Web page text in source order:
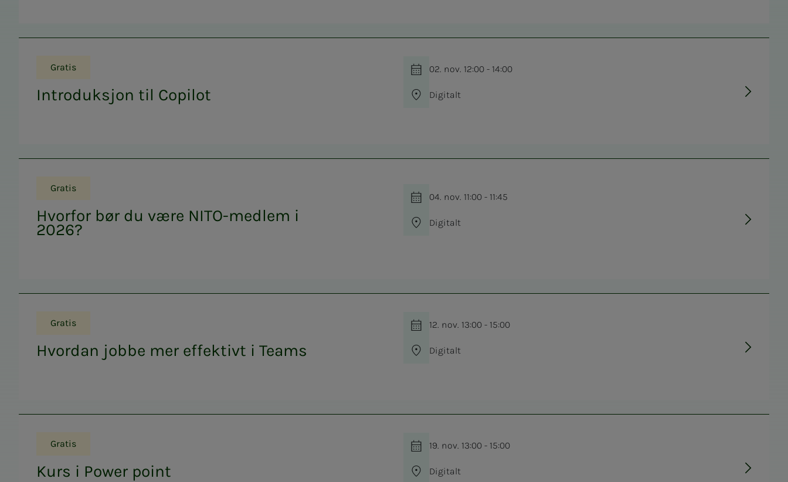
Gratis
Introduksjon til Copilot
02. nov. 12:00 - 14:00
Digitalt
Gratis
Hvorfor bør du være NITO-medlem i
2026?
04. nov. 11:00 - 11:45
Digitalt
Gratis
Hvordan jobbe mer effektivt i Teams
12. nov. 13:00 - 15:00
Digitalt
Gratis
Kurs i Power point
19. nov. 13:00 - 15:00
Digitalt